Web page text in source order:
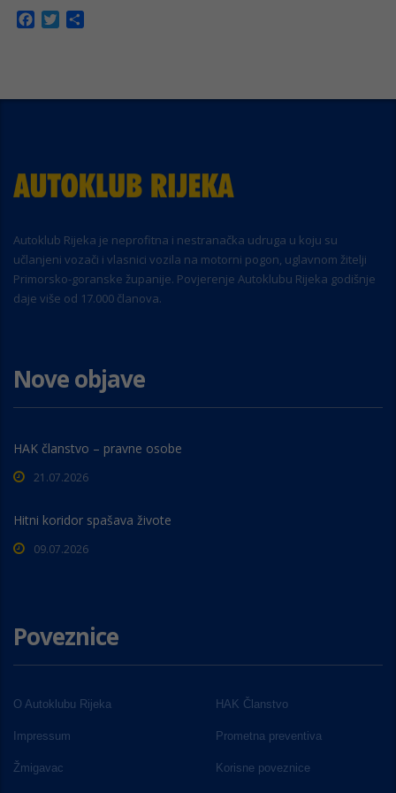
Facebook
Twitter
Autoklub Rijeka je neprofitna i nestranačka udruga u koju su
učlanjeni vozači i vlasnici vozila na motorni pogon, uglavnom žitelji
Primorsko-goranske županije. Povjerenje Autoklubu Rijeka godišnje
daje više od 17.000 članova.
Nove objave
HAK članstvo – pravne osobe
21.07.2026
Hitni koridor spašava živote
09.07.2026
Poveznice
O Autoklubu Rijeka HAK Članstvo
Impressum Prometna preventiva
Žmigavac Korisne poveznice